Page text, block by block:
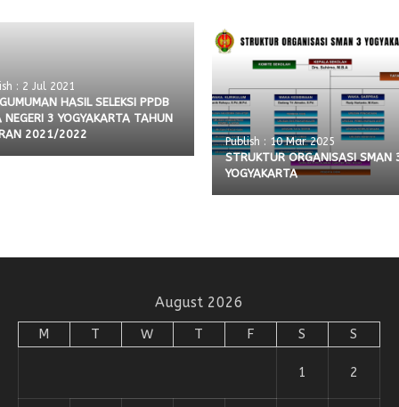
: 2 Jul 2021
HASIL SELEKSI PPDB
NEGERI 3 YOGYAKARTA TAHUN
2021/2022
Publish : 10 Mar 2025
STRUKTUR ORGANISASI SMAN
YOGYAKARTA
August 2026
M T W T F S S
1 2